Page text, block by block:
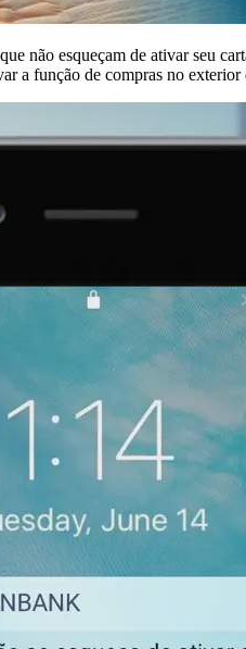
não esqueçam de ativar seu
a função de compras no exterior